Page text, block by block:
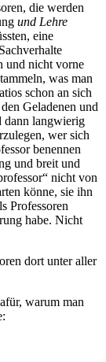
die werden
und Lehre
eine
und nicht vorne
was man
schon an sich
Geladenen und
dann langwierig
wer sich
benennen
und breit und
nicht von
könne, sie ihn
Professoren
habe. Nicht
dort unter aller
warum man